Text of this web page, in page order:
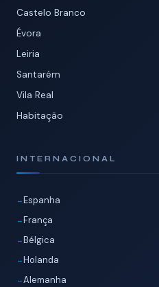
Castelo Branco
Évora
Leiria
Santarém
Vila Real
Habitação
INTERNACIONAL
Espanha
França
Bélgica
Holanda
Alemanha